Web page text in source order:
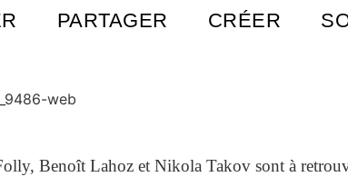
PARTAGER CRÉER
Benoît Lahoz et Nikola Takov sont à